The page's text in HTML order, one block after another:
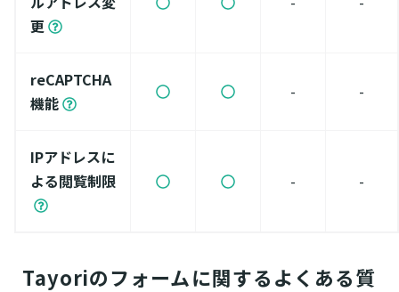
更
reCAPTCHA
機能
- -
IPアドレスに
よる閲覧制限
- -
Tayoriのフォームに関するよくある質